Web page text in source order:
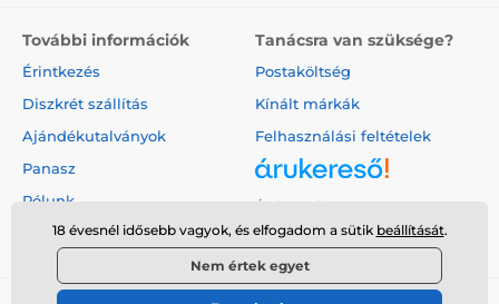
További információk
Érintkezés
Diszkrét szállítás
Ajándékutalványok
Panasz
Rólunk
Tanácsra van szüksége?
Postaköltség
Kínált márkák
Felhasználási feltételek
Árukereső.hu
18 évesnél idősebb vagyok, és elfogadom a sütik beállítását.
Nem értek egyet